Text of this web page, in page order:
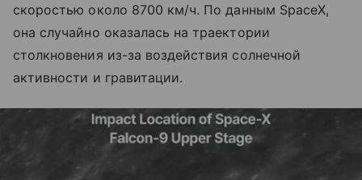
скоростью около 8700 км/ч. По данным SpaceX,
она случайно оказалась на траектории
столкновения из-за воздействия солнечной
активности и гравитации.